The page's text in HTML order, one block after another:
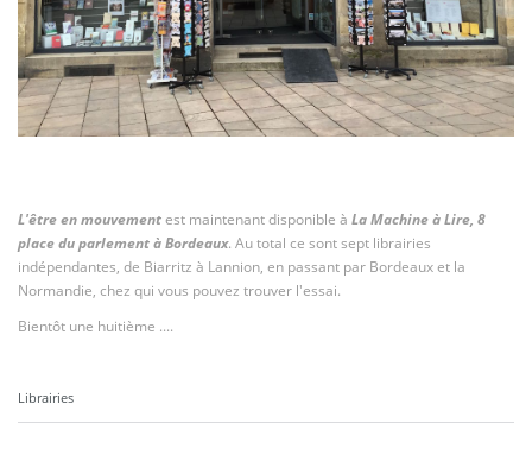
Contact
L'être en mouvementest maintenant disponible à La Machine à Lire, 8
place du parlement à Bordeaux. Au total ce sont sept librairies
indépendantes, de Biarritz à Lannion, en passant par Bordeaux et la
Normandie, chez qui vous pouvez trouver l'essai.
Bientôt une huitième ....
Librairies